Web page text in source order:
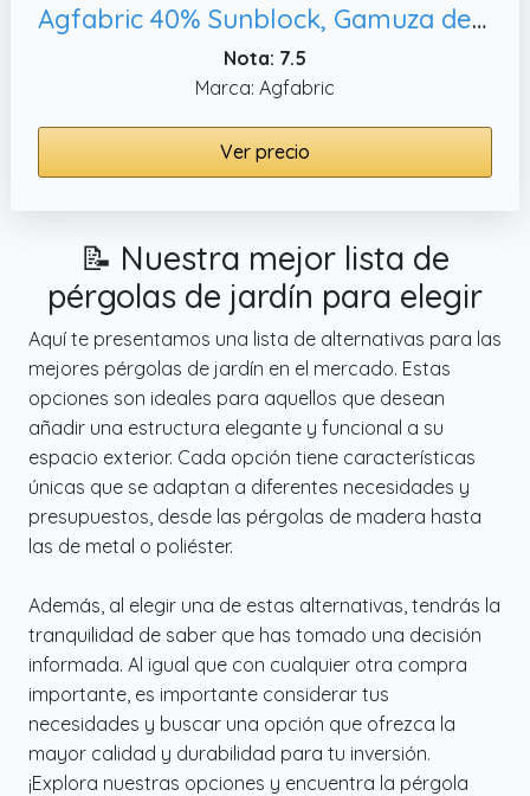
Agfabric 40% Sunblock, Gamuza de Sombra Cut Edge Resistente a los Rayos UV Shade Tela con Pinzas para orquídeas con diseño de Mariposa
Nota: 7.5
Marca: Agfabric
Ver precio
📝 Nuestra mejor lista de
pérgolas de jardín para elegir
Aquí te presentamos una lista de alternativas para las
mejores pérgolas de jardín en el mercado. Estas
opciones son ideales para aquellos que desean
añadir una estructura elegante y funcional a su
espacio exterior. Cada opción tiene características
únicas que se adaptan a diferentes necesidades y
presupuestos, desde las pérgolas de madera hasta
las de metal o poliéster.
Además, al elegir una de estas alternativas, tendrás la
tranquilidad de saber que has tomado una decisión
informada. Al igual que con cualquier otra compra
importante, es importante considerar tus
necesidades y buscar una opción que ofrezca la
mayor calidad y durabilidad para tu inversión.
¡Explora nuestras opciones y encuentra la pérgola